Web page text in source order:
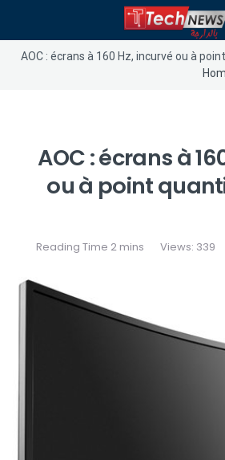
AOC : écrans à 160 Hz, incurvé ou à
AOC : écrans à
ou à point
Views: 339